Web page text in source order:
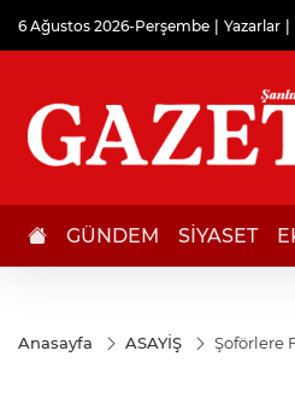
6 Ağustos 2026-Perşembe Yazarlar
GÜNDEM SİYASET
Anasayfa ASAYİŞ Şoförlere